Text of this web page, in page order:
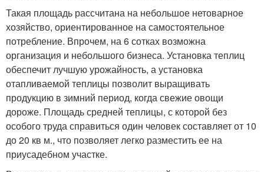
Такая площадь рассчитана на небольшое нетоварное
хозяйство, ориентированное на самостоятельное
потребление. Впрочем, на 6 сотках возможна
организация и небольшого бизнеса. Установка теплиц
обеспечит лучшую урожайность, а установка
отапливаемой теплицы позволит выращивать
продукцию в зимний период, когда свежие овощи
дороже. Площадь средней теплицы, с которой без
особого труда справиться один человек составляет от 10
до 20 кв м., что позволяет легко разместить ее на
приусадебном участке.